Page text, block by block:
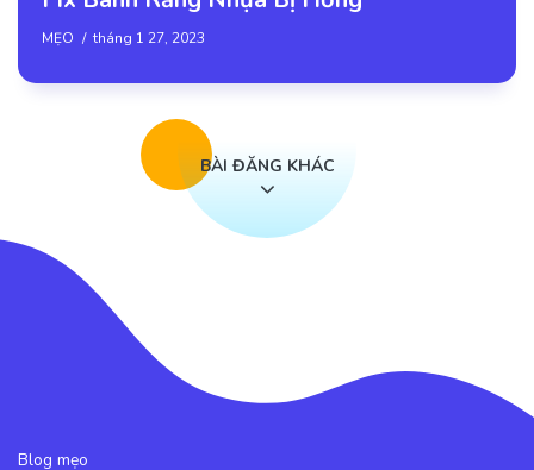
MẸO tháng 1 27, 2023
BÀI ĐĂNG KHÁC
Blog mẹo